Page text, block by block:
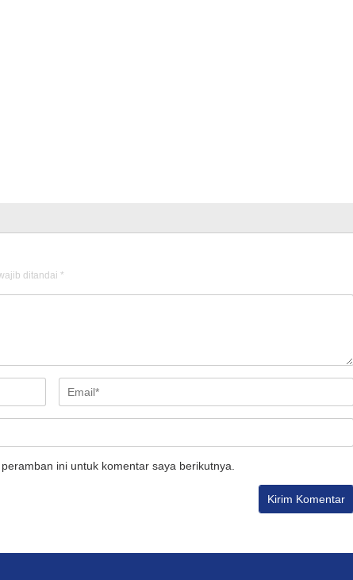
ditandai *
ini untuk komentar saya berikutnya.